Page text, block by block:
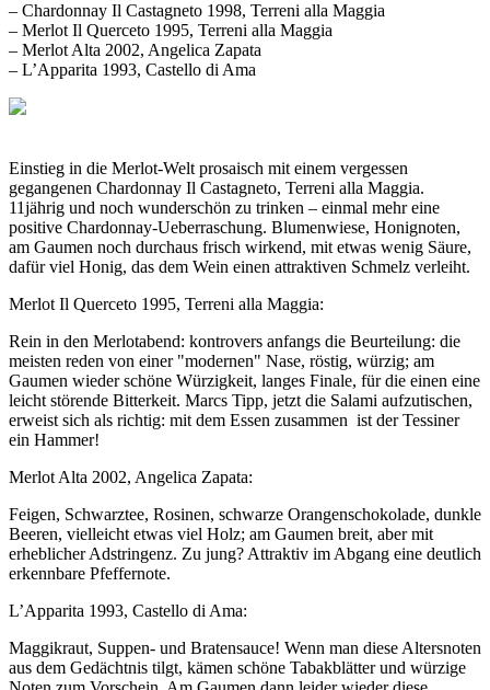
– Chardonnay Il Castagneto 1998, Terreni alla Maggia
– Merlot Il Querceto 1995, Terreni alla Maggia
– Merlot Alta 2002, Angelica Zapata
– L’Apparita 1993, Castello di Ama
Einstieg in die Merlot-Welt prosaisch mit einem vergessen
gegangenen Chardonnay Il Castagneto, Terreni alla Maggia.
11jährig und noch wunderschön zu trinken – einmal mehr eine
positive Chardonnay-Ueberraschung. Blumenwiese, Honignoten,
am Gaumen noch durchaus frisch wirkend, mit etwas wenig Säure,
dafür viel Honig, das dem Wein einen attraktiven Schmelz verleiht.
Merlot Il Querceto 1995, Terreni alla Maggia:
Rein in den Merlotabend: kontrovers anfangs die Beurteilung: die
meisten reden von einer "modernen" Nase, röstig, würzig; am
Gaumen wieder schöne Würzigkeit, langes Finale, für die einen eine
leicht störende Bitterkeit. Marcs Tipp, jetzt die Salami aufzutischen,
erweist sich als richtig: mit dem Essen zusammen ist der Tessiner
ein Hammer!
Merlot Alta 2002, Angelica Zapata:
Feigen, Schwarztee, Rosinen, schwarze Orangenschokolade, dunkle
Beeren, vielleicht etwas viel Holz; am Gaumen breit, aber mit
erheblicher Adstringenz. Zu jung? Attraktiv im Abgang eine deutlich
erkennbare Pfeffernote.
L’Apparita 1993, Castello di Ama:
Maggikraut, Suppen- und Bratensauce! Wenn man diese Altersnoten
aus dem Gedächtnis tilgt, kämen schöne Tabakblätter und würzige